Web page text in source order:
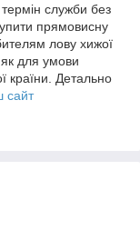
служби без
прямовисну
лову хижої
як для умови
країни. Детально
сайт